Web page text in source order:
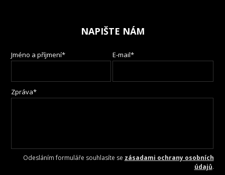
NAPIŠTE NÁM
Jméno a příjmení* E-mail*
Zpráva*
Odesláním formuláře souhlasíte se zásadami ochrany osobních
údajů.